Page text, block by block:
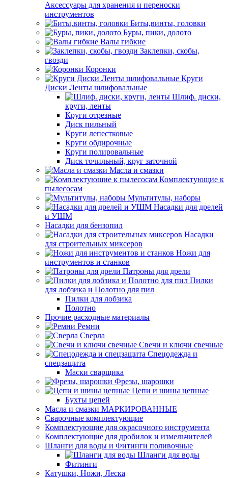
Аксессуары для хранения и переноски
инструментов
Биты,винты, головки
Буры, пики, долото
Валы гибкие
Заклепки, скобы,
гвозди
Коронки
Круги
Диски Ленты шлифовальные
Шлиф. диски,
круги, ленты
Круги отрезные
Диск пильный
Круги лепестковые
Круги обдирочные
Круги полировальные
Диск точильный, круг заточной
Масла и смазки
Комплектующие к
пылесосам
Мультитулы, наборы
Насадки для дрелей
и УШМ
Насадки для бензопил
Насадки
для строительных миксеров
Ножи для
инструментов и станков
Патроны для дрели
Пилки
для лобзика и Полотно для пил
Пилки для лобзика
Полотно
Прочие расходные материалы
Ремни
Сверла
Свечи и ключи свечные
Спецодежда и
спецзащита
Маски сварщика
Фрезы, шарошки
Цепи и шины цепные
Бухты цепей
Масла и смазки МАРКИРОВАННЫЕ
Сварочные комплектующие
Комплектующие для окрасочного инструмента
Комплектующие для дробилок и измельчителей
Шланги для воды и Фитинги поливочные
Шланги для воды
Фитинги
Катушки, Ножи, Леска